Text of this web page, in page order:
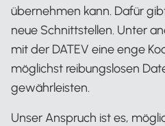
übernehmen kann. Dafür
neue Schnittstellen. Unter
mit der DATEV eine enge
möglichst reibungslosen
gewährleisten.
Unser Anspruch ist es,